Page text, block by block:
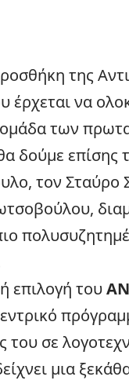
της
έρχεται να
ομάδα των
δούμε επίσης
τον Σταύρο
επιλογή του
του σε
μια